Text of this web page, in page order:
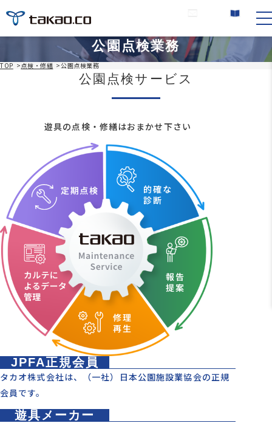
公園点検業務
TOP >点検・修繕 >公園点検業務
公園点検サービス
遊具の点検・修繕はおまかせ下さい
JPFA正規会員
タカオ株式会社は、（一社）日本公園施設業協会の正規
会員です。
遊具メーカー